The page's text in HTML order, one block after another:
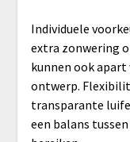
Individuele
extra zonwering
kunnen ook
ontwerp.
transparante
een balans